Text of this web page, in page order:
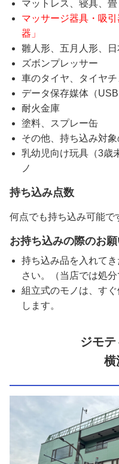
マットレス、寝具、畳
マッサージ器具・吸
器」
雛人形、五月人形、
ズボンプレッサー
車のタイヤ、タイヤチ
データ保存媒体（USB
耐火金庫
塗料、スプレー缶
その他、持ち込み対
乳幼児向け玩具（3歳
ノ
持ち込み点数
何点でも持ち込み可能で
お持ち込みの際のお願
持ち込み品を入れて
さい。（当店では処分
組立式のモノは、す
します。
ジモテ
横